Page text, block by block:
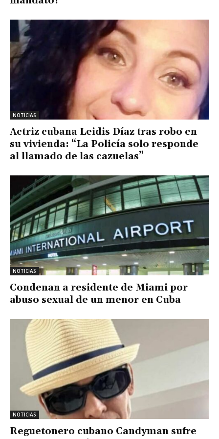
NOTICIAS
Actriz cubana Leidis Díaz tras robo en
su vivienda: “La Policía solo responde
al llamado de las cazuelas”
NOTICIAS
Condenan a residente de Miami por
abuso sexual de un menor en Cuba
NOTICIAS
Reguetonero cubano Candyman sufre